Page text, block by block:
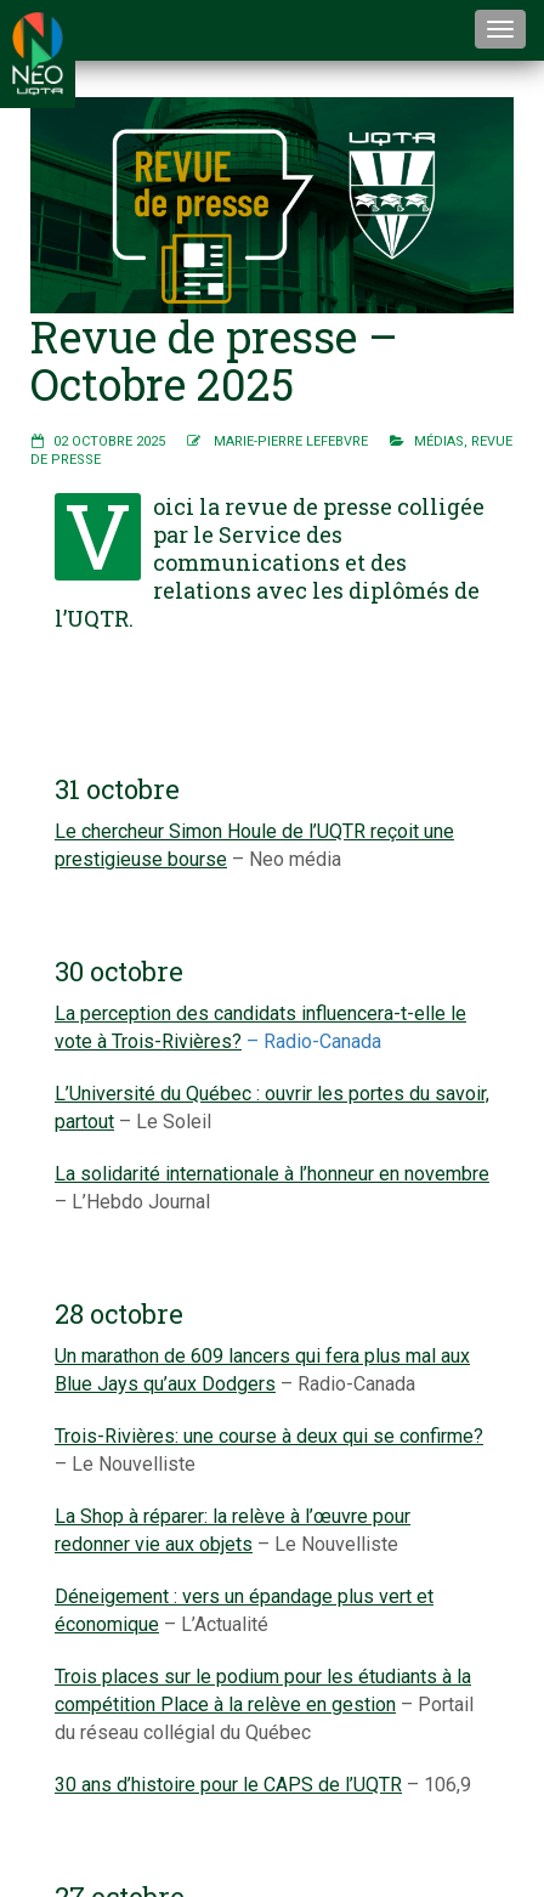
Revue de presse –
Octobre 2025
02 OCTOBRE 2025 MARIE-PIERRE LEFEBVRE MÉDIAS, REVUE
DE PRESSE
V
oici la revue de presse colligée
par le Service des
communications et des
relations avec les diplômés de
l’UQTR.
31 octobre
Le chercheur Simon Houle de l’UQTR reçoit une
prestigieuse bourse – Neo média
30 octobre
La perception des candidats influencera-t-elle le
vote à Trois-Rivières? – Radio-Canada
L’Université du Québec : ouvrir les portes du savoir,
partout – Le Soleil
La solidarité internationale à l’honneur en novembre
– L’Hebdo Journal
28 octobre
Un marathon de 609 lancers qui fera plus mal aux
Blue Jays qu’aux Dodgers – Radio-Canada
Trois-Rivières: une course à deux qui se confirme?
– Le Nouvelliste
La Shop à réparer: la relève à l’œuvre pour
redonner vie aux objets – Le Nouvelliste
Déneigement : vers un épandage plus vert et
économique – L’Actualité
Trois places sur le podium pour les étudiants à la
compétition Place à la relève en gestion – Portail
du réseau collégial du Québec
30 ans d’histoire pour le CAPS de l’UQTR – 106,9